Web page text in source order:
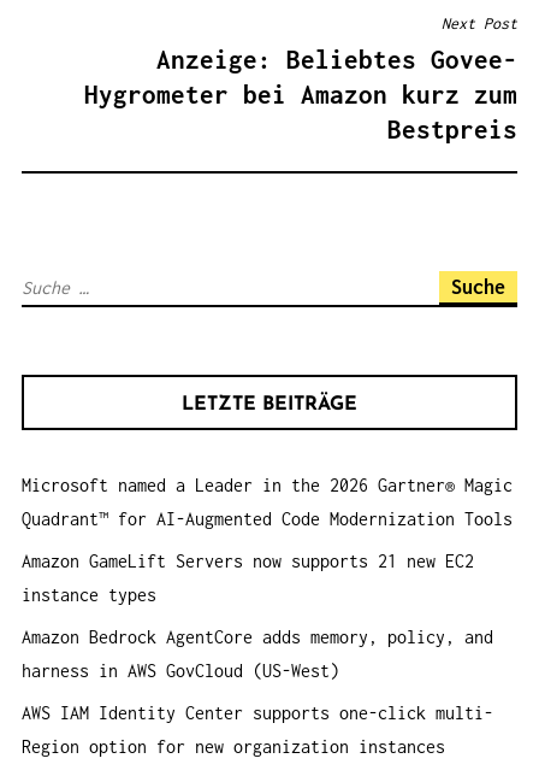
I
I
Next Post
Anzeige: Beliebtes Govee-
Hygrometer bei Amazon kurz zum
Bestpreis
S
a
c
h
:
LETZTE BEITRÄGE
Microsoft named a Leader in the 2026 Gartner® Magic
Quadrant™ for AI-Augmented Code Modernization Tools
Amazon GameLift Servers now supports 21 new EC2
instance types
Amazon Bedrock AgentCore adds memory, policy, and
harness in AWS GovCloud (US-West)
AWS IAM Identity Center supports one-click multi-
Region option for new organization instances